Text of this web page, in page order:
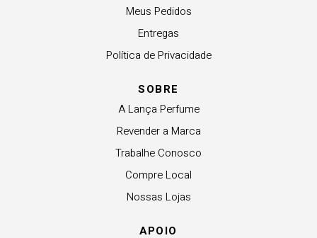
Meus Pedidos
Entregas
Política de Privacidade
SOBRE
A Lança Perfume
Revender a Marca
Trabalhe Conosco
Compre Local
Nossas Lojas
APOIO